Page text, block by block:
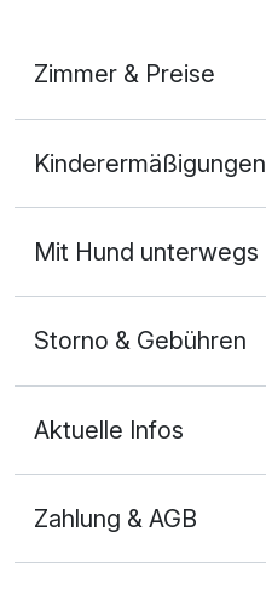
Zimmer & Preise
2 Erwachsene
Kinderermäßigungen
Mit Hund unterwegs
Storno & Gebühren
Aktuelle Infos
Zahlung & AGB